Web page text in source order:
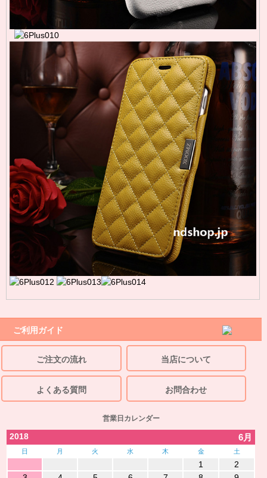
ご利用ガイド
ご注文の流れ 当店について
よくある質問 お問合わせ
営業日カレンダー
2018 6月
日 月 火 水 木 金 土
1
2